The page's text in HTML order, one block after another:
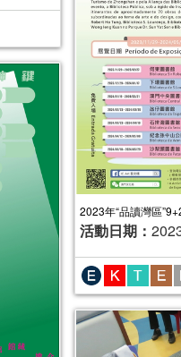
2023年“品讀灣區
活動日期：